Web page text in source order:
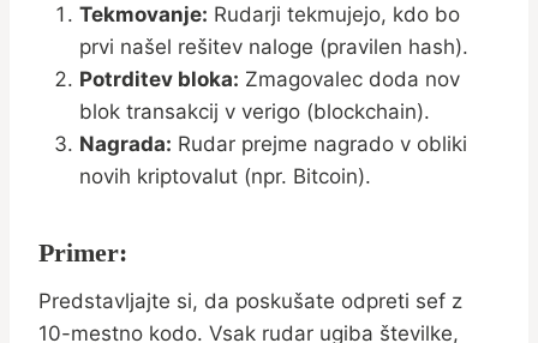
Tekmovanje: Rudarji tekmujejo, kdo bo
prvi našel rešitev naloge (pravilen hash).
Potrditev bloka: Zmagovalec doda nov
blok transakcij v verigo (blockchain).
Nagrada: Rudar prejme nagrado v obliki
novih kriptovalut (npr. Bitcoin).
Primer:
Predstavljajte si, da poskušate odpreti sef z
10-mestno kodo. Vsak rudar ugiba številke,